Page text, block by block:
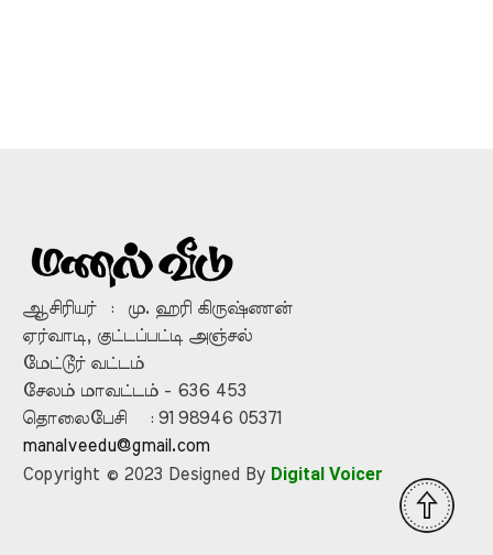
ஆசிரியர் : மு. ஹரி கிருஷ்ணன்
ஏர்வாடி, குட்டப்பட்டி அஞ்சல்
மேட்டூர் வட்டம்
சேலம் மாவட்டம் - 636 453
தொலைபேசி : 91 98946 05371
manalveedu@gmail.com
Copyright © 2023 Designed By Digital Voicer